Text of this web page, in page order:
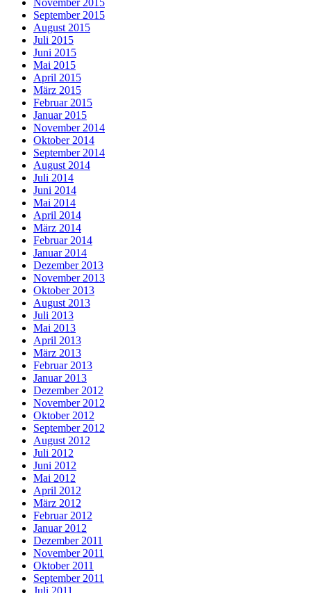
November 2015
September 2015
August 2015
Juli 2015
Juni 2015
Mai 2015
April 2015
März 2015
Februar 2015
Januar 2015
November 2014
Oktober 2014
September 2014
August 2014
Juli 2014
Juni 2014
Mai 2014
April 2014
März 2014
Februar 2014
Januar 2014
Dezember 2013
November 2013
Oktober 2013
August 2013
Juli 2013
Mai 2013
April 2013
März 2013
Februar 2013
Januar 2013
Dezember 2012
November 2012
Oktober 2012
September 2012
August 2012
Juli 2012
Juni 2012
Mai 2012
April 2012
März 2012
Februar 2012
Januar 2012
Dezember 2011
November 2011
Oktober 2011
September 2011